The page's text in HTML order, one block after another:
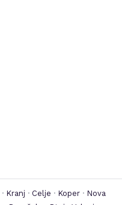
· Kranj · Celje · Koper · Nova